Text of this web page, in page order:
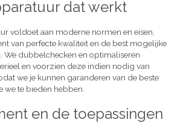
dat werkt
voldoet aan moderne normen en eisen,
van perfecte kwaliteit en de best mogelijke
We dubbelchecken en optimaliseren
en voorzien deze indien nodig van
we je kunnen garanderen van de beste
we te bieden hebben.
en de toepassingen